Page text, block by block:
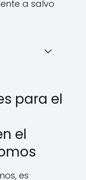
a salvo
para el
el
es